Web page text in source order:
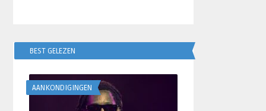
BEST GELEZEN
AANKONDIGINGEN